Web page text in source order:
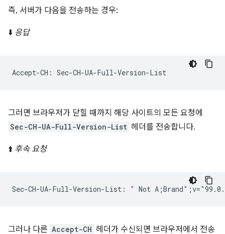
즉, 서버가 다음을 전송하는 경우:
⬇️ 응답
그러면 브라우저가 닫힐 때까지 해당 사이트의 모든 요청에
Sec-CH-UA-Full-Version-List 헤더를 전송합니다.
⬆️ 후속 요청
그러나 다른 Accept-CH 헤더가 수신되면 브라우저에서 전송